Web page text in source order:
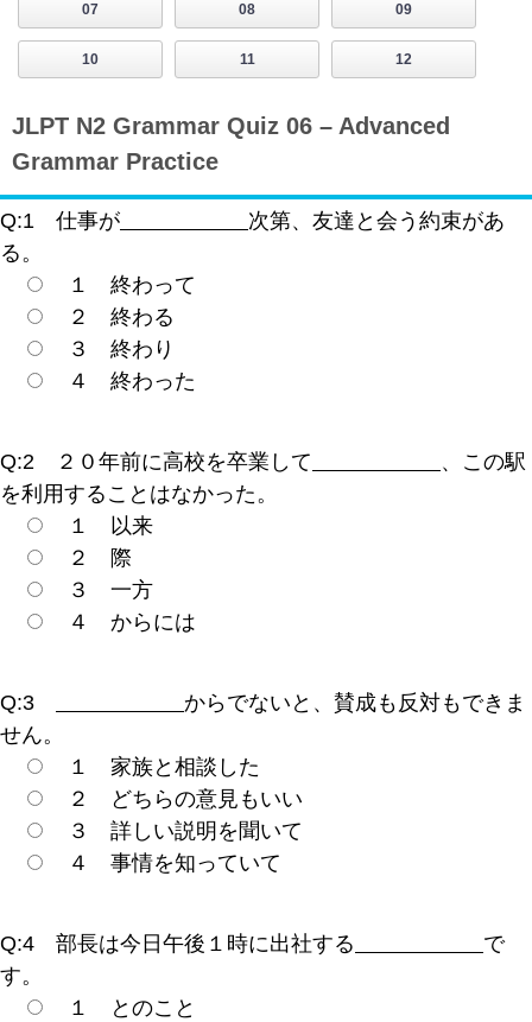
07 08 09
10 11 12
JLPT N2 Grammar Quiz 06 – Advanced
Grammar Practice
Q:1 仕事が
次第、友達と会う約束があ
る。
１ 終わって
２ 終わる
３ 終わり
４ 終わった
Q:2 ２０年前に高校を卒業して
、この駅
を利用することはなかった。
１ 以来
２ 際
３ 一方
４ からには
Q:3
からでないと、賛成も反対もできま
せん。
１ 家族と相談した
２ どちらの意見もいい
３ 詳しい説明を聞いて
４ 事情を知っていて
Q:4 部長は今日午後１時に出社する
で
す。
１ とのこと